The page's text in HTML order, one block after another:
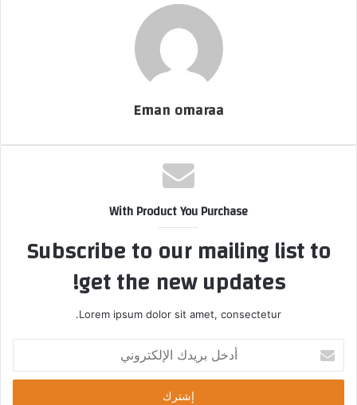
ت
ي
Eman omaraa
With Product You Purchase
Subscribe to our mailing list to
get the new updates!
Lorem ipsum dolor sit amet, consectetur.
خ